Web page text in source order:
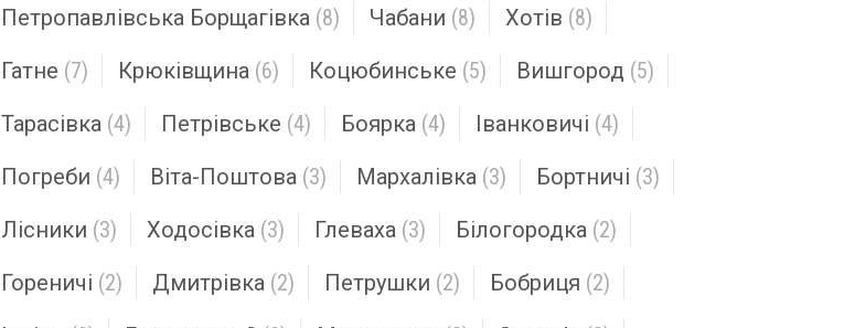
Петропавлівська Борщагівка (8) Чабани (8) Хотів (8)
Гатне (7) Крюківщина (6) Коцюбинське (5) Вишгород (5)
Тарасівка (4) Петрівське (4) Боярка (4) Іванковичі (4)
Погреби (4) Віта-Поштова (3) Мархалівка (3) Бортничі (3)
Лісники (3) Ходосівка (3) Глеваха (3) Білогородка (2)
Гореничі (2) Дмитрівка (2) Петрушки (2) Бобриця (2)